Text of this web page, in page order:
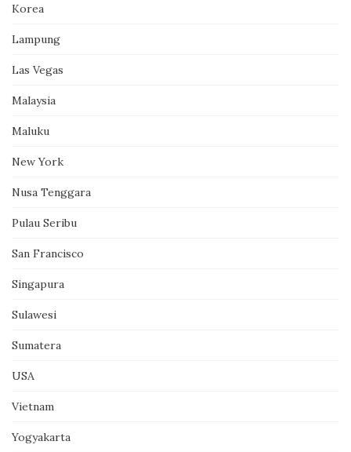
Korea
Lampung
Las Vegas
Malaysia
Maluku
New York
Nusa Tenggara
Pulau Seribu
San Francisco
Singapura
Sulawesi
Sumatera
USA
Vietnam
Yogyakarta